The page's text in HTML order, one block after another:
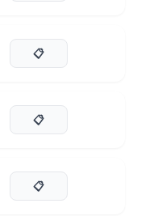
📋
📋
📋